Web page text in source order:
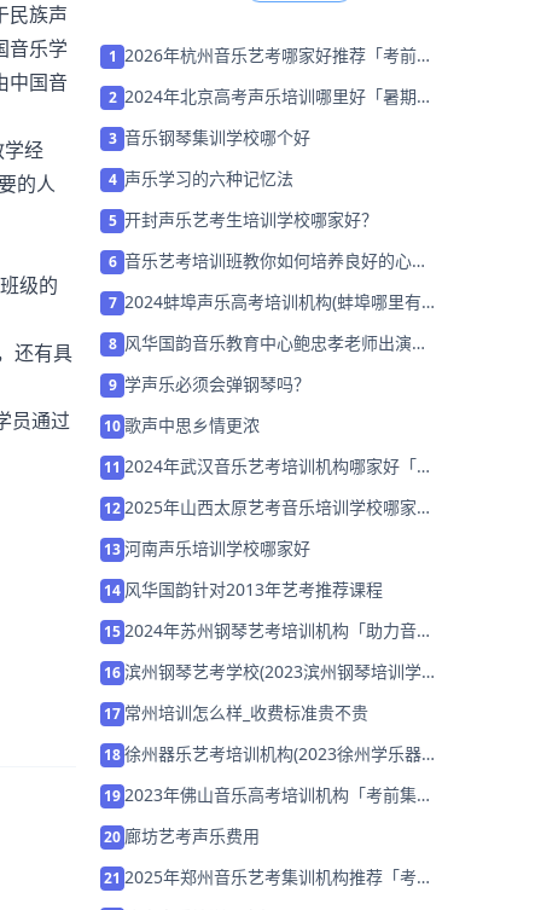
民族声
音乐学
中国音
经
的人
级的
还有具
员通过
1 2026年杭州音乐艺考哪家好推荐「考前集
2 2024年北京高考声乐培训哪里好「暑期集
3 音乐钢琴集训学校哪个好
4 声乐学习的六种记忆法
5 开封声乐艺考生培训学校哪家好？
6 音乐艺考培训班教你如何培养良好的心理
7 2024蚌埠声乐高考培训机构(蚌埠哪里有
8 风华国韵音乐教育中心鲍忠孝老师出演男
9 学声乐必须会弹钢琴吗？
10歌声中思乡情更浓
11 2024年武汉音乐艺考培训机构哪家好「集
122025年山西太原艺考音乐培训学校哪家好
13河南声乐培训学校哪家好
14 风华国韵针对2013年艺考推荐课程
152024年苏州钢琴艺考培训机构「助力音乐
16滨州钢琴艺考学校(2023滨州钢琴培训学
17 常州培训怎么样_收费标准贵不贵
18徐州器乐艺考培训机构(2023徐州学乐器
192023年佛山音乐高考培训机构「考前集训
20 廊坊艺考声乐费用
21 2025年郑州音乐艺考集训机构推荐「考前